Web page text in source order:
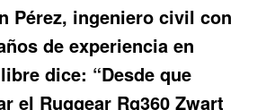
Pérez, ingeniero civil con
de experiencia en
dice: “Desde que
el Ruggear Rg360 Zwart